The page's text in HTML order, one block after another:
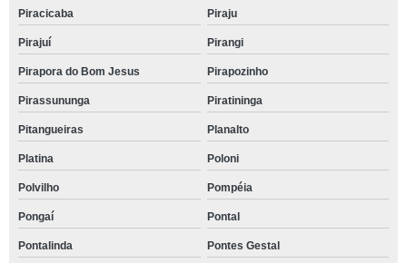
Piracicaba Piraju
Pirajuí Pirangi
Pirapora do Bom Jesus Pirapozinho
Pirassununga Piratininga
Pitangueiras Planalto
Platina Poloni
Polvilho Pompéia
Pongaí Pontal
Pontalinda Pontes Gestal